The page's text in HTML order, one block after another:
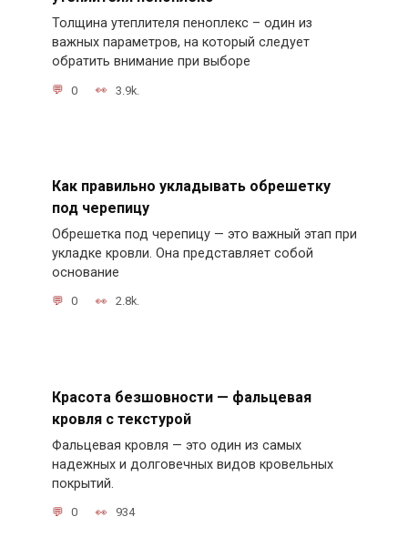
Толщина утеплителя пеноплекс – один из
важных параметров, на который следует
обратить внимание при выборе
0 3.9k.
Как правильно укладывать обрешетку
под черепицу
Обрешетка под черепицу — это важный этап при
укладке кровли. Она представляет собой
основание
0 2.8k.
Красота безшовности — фальцевая
кровля с текстурой
Фальцевая кровля — это один из самых
надежных и долговечных видов кровельных
покрытий.
0 934